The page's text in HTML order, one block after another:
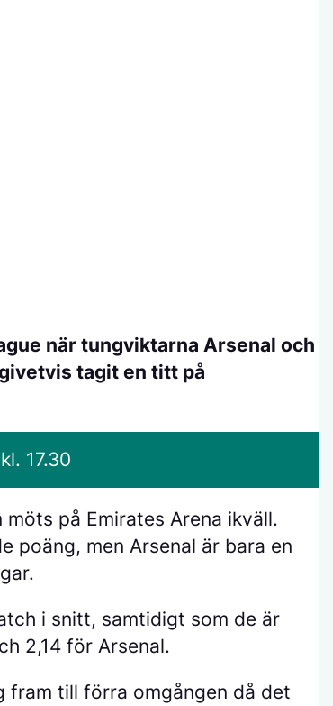
när tungviktarna Arsenal och
tagit en titt på
17.30
på Emirates Arena ikväll.
poäng, men Arsenal är bara en
i snitt, samtidigt som de är
2,14 för Arsenal.
fram till förra omgången då det